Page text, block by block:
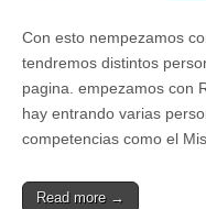
Con esto nempezamos
tendremos distintos
pagina. empezamos con
hay entrando varias
competencias como el
Read more →